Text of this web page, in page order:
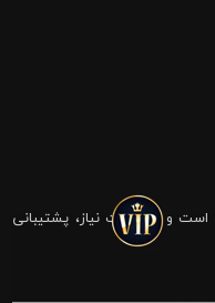
و در صورت نیاز، پشتیبانی